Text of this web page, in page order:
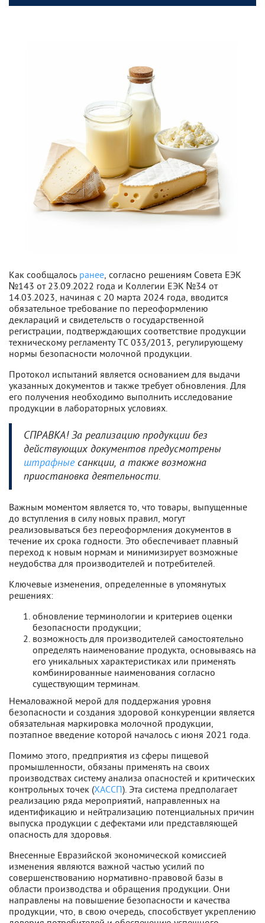
Как сообщалось ранее, согласно решениям Совета ЕЭК
№143 от 23.09.2022 года и Коллегии ЕЭК №34 от
14.03.2023, начиная с 20 марта 2024 года, вводится
обязательное требование по переоформлению
деклараций и свидетельств о государственной
регистрации, подтверждающих соответствие продукции
техническому регламенту ТС 033/2013, регулирующему
нормы безопасности молочной продукции.
Протокол испытаний является основанием для выдачи
указанных документов и также требует обновления. Для
его получения необходимо выполнить исследование
продукции в лабораторных условиях.
СПРАВКА! За реализацию продукции без
действующих документов предусмотрены
штрафные санкции, а также возможна
приостановка деятельности.
Важным моментом является то, что товары, выпущенные
до вступления в силу новых правил, могут
реализовываться без переоформления документов в
течение их срока годности. Это обеспечивает плавный
переход к новым нормам и минимизирует возможные
неудобства для производителей и потребителей.
Ключевые изменения, определенные в упомянутых
решениях:
обновление терминологии и критериев оценки
безопасности продукции;
возможность для производителей самостоятельно
определять наименование продукта, основываясь на
его уникальных характеристиках или применять
комбинированные наименования согласно
существующим терминам.
Немаловажной мерой для поддержания уровня
безопасности и создания здоровой конкуренции является
обязательная маркировка молочной продукции,
поэтапное введение которой началось с июня 2021 года.
Помимо этого, предприятия из сферы пищевой
промышленности, обязаны применять на своих
производствах систему анализа опасностей и критических
контрольных точек (ХАССП). Эта система предполагает
реализацию ряда мероприятий, направленных на
идентификацию и нейтрализацию потенциальных причин
выпуска продукции с дефектами или представляющей
опасность для здоровья.
Внесенные Евразийской экономической комиссией
изменения являются важной частью усилий по
совершенствованию нормативно-правовой базы в
области производства и обращения продукции. Они
направлены на повышение безопасности и качества
продукции, что, в свою очередь, способствует укреплению